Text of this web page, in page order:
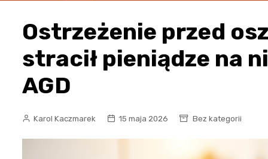
Blog
Ostrzeżenie przed
stracił pieniądze na
AGD
Karol Kaczmarek 15 maja 2026 Bez kategorii